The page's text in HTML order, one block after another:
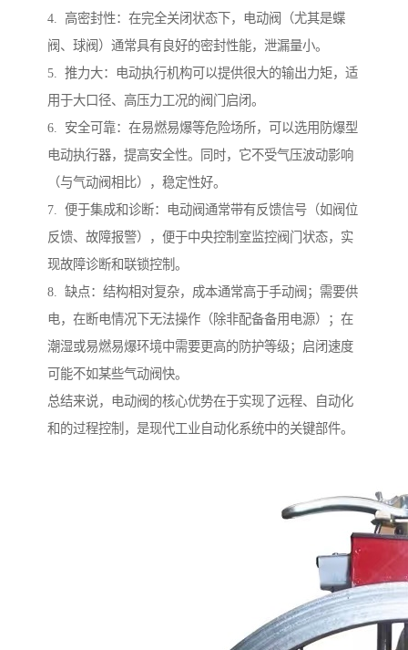
4. 高密封性：在完全关闭状态下，电动阀（尤其是蝶
阀、球阀）通常具有良好的密封性能，泄漏量小。
5. 推力大：电动执行机构可以提供很大的输出力矩，适
用于大口径、高压力工况的阀门启闭。
6. 安全可靠：在易燃易爆等危险场所，可以选用防爆型
电动执行器，提高安全性。同时，它不受气压波动影响
（与气动阀相比），稳定性好。
7. 便于集成和诊断：电动阀通常带有反馈信号（如阀位
反馈、故障报警），便于中央控制室监控阀门状态，实
现故障诊断和联锁控制。
8. 缺点：结构相对复杂，成本通常高于手动阀；需要供
电，在断电情况下无法操作（除非配备备用电源）；在
潮湿或易燃易爆环境中需要更高的防护等级；启闭速度
可能不如某些气动阀快。
总结来说，电动阀的核心优势在于实现了远程、自动化
和的过程控制，是现代工业自动化系统中的关键部件。